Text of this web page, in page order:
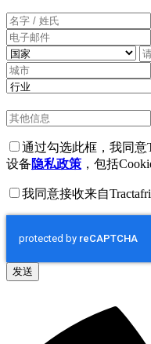
通过勾选此框，我同意
设备隐私政策 ，包括
我同意接收来自